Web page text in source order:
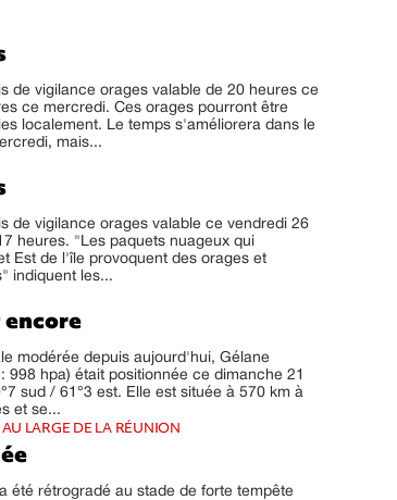
de vigilance orages valable de 20 heures ce
ce mercredi. Ces orages pourront être
localement. Le temps s'améliorera dans le
mais...
de vigilance orages valable ce vendredi 26
heures. "Les paquets nuageux qui
Est de l'île provoquent des orages et
indiquent les...
modérée depuis aujourd'hui, Gélane
998 hpa) était positionnée ce dimanche 21
sud / 61°3 est. Elle est située à 570 km à
et se...
LARGE DE LA RÉUNION
été rétrogradé au stade de forte tempête